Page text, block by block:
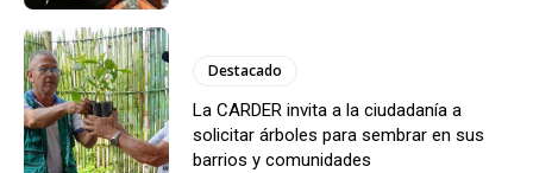
Destacado
La CARDER invita a la ciudadanía a
solicitar árboles para sembrar en sus
barrios y comunidades